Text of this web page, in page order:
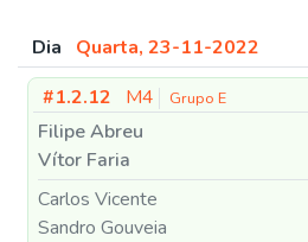
Dia
Quarta, 23-11-2022
#1.2.12
M4 Grupo E
Filipe Abreu
Vítor Faria
Carlos Vicente
Sandro Gouveia